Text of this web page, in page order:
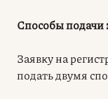
Способы подачи
Заявку на
подать двумя